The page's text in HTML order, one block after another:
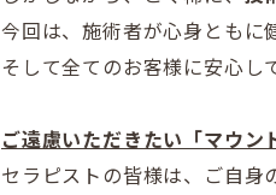
今回は、施術者が心身ともに
そして全てのお客様に安心し
ご遠慮いただきたい「マウン
セラピストの皆様は、 ご自身